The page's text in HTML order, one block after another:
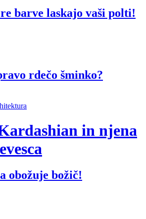
barve laskajo vaši polti!
rdečo šminko?
in njena
obožuje božič!